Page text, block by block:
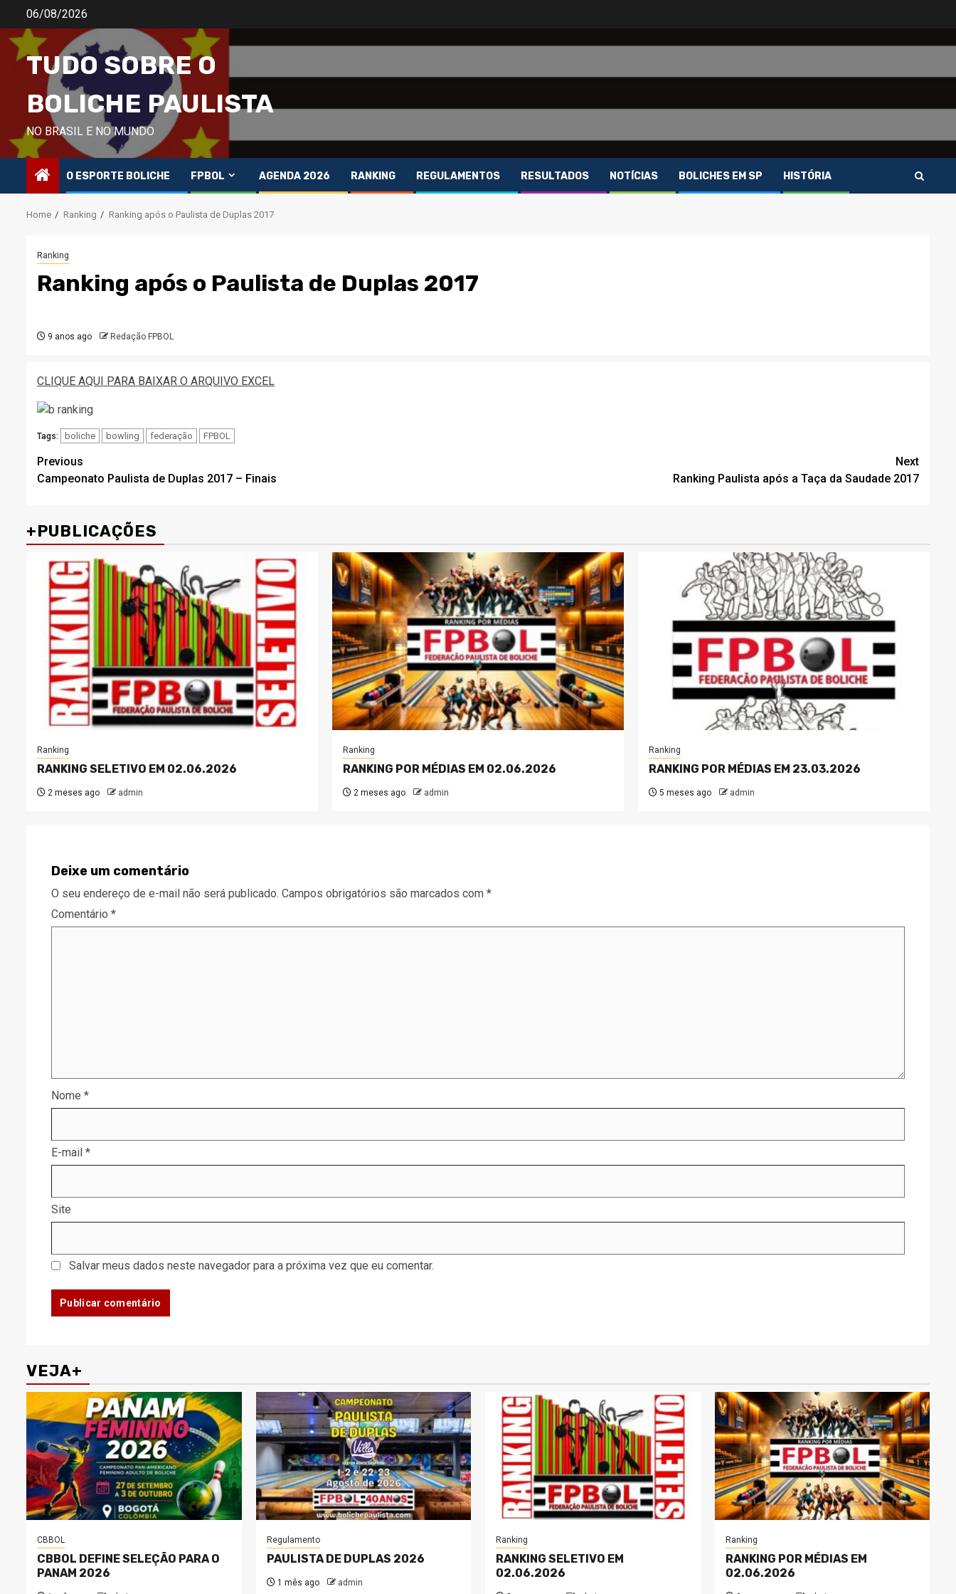
content
06/08/2026
TUDO SOBRE O
BOLICHE PAULISTA
NO BRASIL E NO MUNDO
O ESPORTE BOLICHE FPBOL AGENDA 2026 RANKING REGULAMENTOS RESULTADOS NOTÍCIAS BOLICHES EM SP HISTÓRIA
Home Ranking Ranking após o Paulista de Duplas 2017
Ranking
Ranking após o Paulista de Duplas 2017
9 anos ago Redação FPBOL
CLIQUE AQUI PARA BAIXAR O ARQUIVO EXCEL
Tags: boliche bowling federação FPBOL
Post
navigation
Previous
Campeonato Paulista de Duplas 2017 – Finais
Next
Ranking Paulista após a Taça da Saudade 2017
+PUBLICAÇÕES
Ranking
RANKING SELETIVO EM 02.06.2026
2 meses ago admin
Ranking
RANKING POR MÉDIAS EM 02.06.2026
2 meses ago admin
Ranking
RANKING POR MÉDIAS EM 23.03.2026
5 meses ago admin
Deixe um comentário
O seu endereço de e-mail não será publicado. Campos obrigatórios são marcados com *
Comentário *
Nome *
E-mail *
Site
Salvar meus dados neste navegador para a próxima vez que eu comentar.
VEJA+
CBBOL
CBBOL DEFINE SELEÇÃO PARA O
PANAM 2026
Regulamento
PAULISTA DE DUPLAS 2026
1 mês ago admin
Ranking
RANKING SELETIVO EM
02.06.2026
Ranking
RANKING POR MÉDIAS EM
02.06.2026